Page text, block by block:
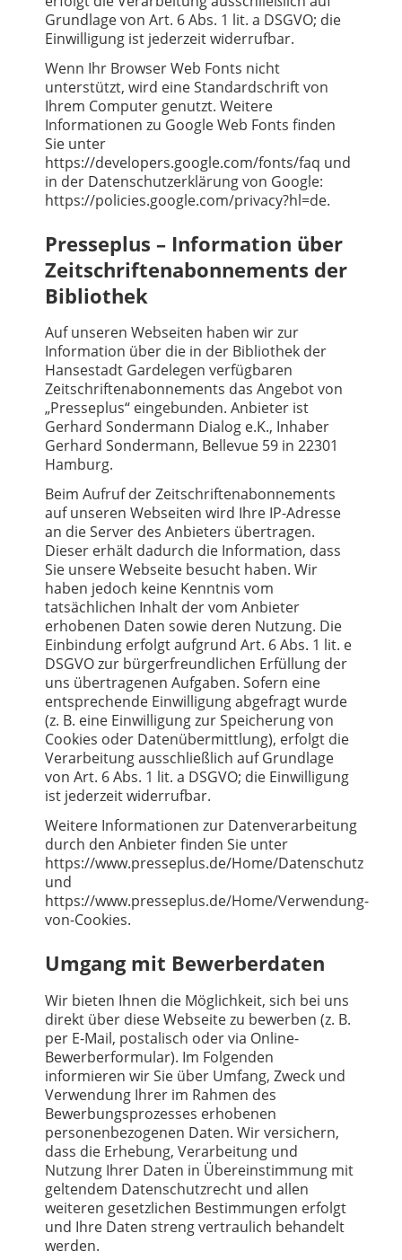
Grundlage von Art. 6 Abs. 1 lit. a DSGVO; die
Einwilligung ist jederzeit widerrufbar.
Wenn Ihr Browser Web Fonts nicht
unterstützt, wird eine Standardschrift von
Ihrem Computer genutzt. Weitere
Informationen zu Google Web Fonts finden
Sie unter
https://developers.google.com/fonts/faq und
in der Datenschutzerklärung von Google:
https://policies.google.com/privacy?hl=de.
Presseplus – Information über
Zeitschriftenabonnements der
Bibliothek
Auf unseren Webseiten haben wir zur
Information über die in der Bibliothek der
Hansestadt Gardelegen verfügbaren
Zeitschriftenabonnements das Angebot von
„Presseplus“ eingebunden. Anbieter ist
Gerhard Sondermann Dialog e.K., Inhaber
Gerhard Sondermann, Bellevue 59 in 22301
Hamburg.
Beim Aufruf der Zeitschriftenabonnements
auf unseren Webseiten wird Ihre IP-Adresse
an die Server des Anbieters übertragen.
Dieser erhält dadurch die Information, dass
Sie unsere Webseite besucht haben. Wir
haben jedoch keine Kenntnis vom
tatsächlichen Inhalt der vom Anbieter
erhobenen Daten sowie deren Nutzung. Die
Einbindung erfolgt aufgrund Art. 6 Abs. 1 lit. e
DSGVO zur bürgerfreundlichen Erfüllung der
uns übertragenen Aufgaben. Sofern eine
entsprechende Einwilligung abgefragt wurde
(z. B. eine Einwilligung zur Speicherung von
Cookies oder Datenübermittlung), erfolgt die
Verarbeitung ausschließlich auf Grundlage
von Art. 6 Abs. 1 lit. a DSGVO; die Einwilligung
ist jederzeit widerrufbar.
Weitere Informationen zur Datenverarbeitung
durch den Anbieter finden Sie unter
https://www.presseplus.de/Home/Datenschutz
und
https://www.presseplus.de/Home/Verwendung-
von-Cookies.
Umgang mit Bewerberdaten
Wir bieten Ihnen die Möglichkeit, sich bei uns
direkt über diese Webseite zu bewerben (z. B.
per E-Mail, postalisch oder via Online-
Bewerberformular). Im Folgenden
informieren wir Sie über Umfang, Zweck und
Verwendung Ihrer im Rahmen des
Bewerbungsprozesses erhobenen
personenbezogenen Daten. Wir versichern,
dass die Erhebung, Verarbeitung und
Nutzung Ihrer Daten in Übereinstimmung mit
geltendem Datenschutzrecht und allen
weiteren gesetzlichen Bestimmungen erfolgt
und Ihre Daten streng vertraulich behandelt
werden.